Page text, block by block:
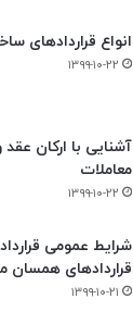
انواع قراردادهای
۱۳۹۹-۱۰-۲۲
آشنایی با ارکان
معاملات
۱۳۹۹-۱۰-۲۲
شرایط عمومی
قراردادهای همسان
۱۳۹۹-۱۰-۲۱